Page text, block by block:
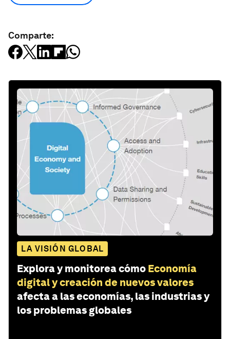
Comparte:
LA VISIÓN GLOBAL
Explora y monitorea cómo Economía
digital y creación de nuevos valores
afecta a las economías, las industrias y
los problemas globales